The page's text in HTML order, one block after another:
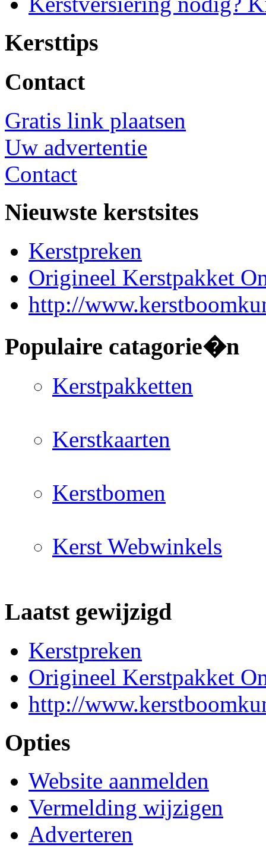
Kersttips
Contact
Gratis link plaatsen
Uw advertentie
Contact
Nieuwste kerstsites
Kerstpreken
Origineel Kerstpakket
http://
Populaire catagorie�n
Kerstpakketten
Kerstkaarten
Kerstbomen
Kerst Webwinkels
Laatst gewijzigd
Kerstpreken
Origineel Kerstpakket
http://
Opties
Website aanmelden
Vermelding wijzigen
Adverteren